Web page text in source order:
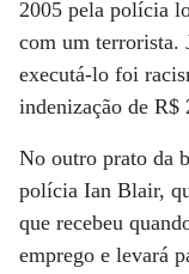
2005 pela polícia
com um terrorista.
executá-lo foi
indenização de R$
No outro prato da
polícia Ian Blair,
que recebeu
emprego e levará